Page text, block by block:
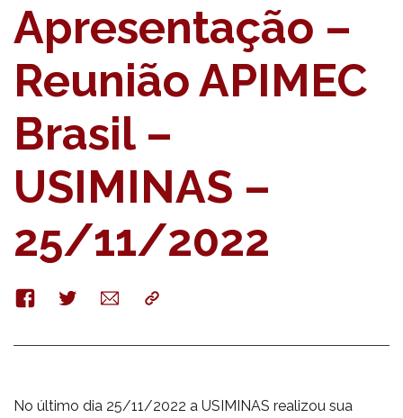
Apresentação –
Reunião APIMEC
Brasil –
USIMINAS –
25/11/2022
FacebookTwitterE-
mail
Copy
No último dia 25/11/2022 a USIMINAS realizou sua